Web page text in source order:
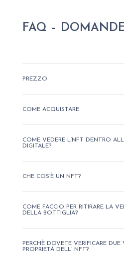
FAQ –
PREZZO
COME ACQUISTARE
COME VEDERE L’NFT DENTRO
DIGITALE?
CHE COS’È UN NFT?
COME FACCIO PER RITIRARE LA
DELLA BOTTIGLIA?
PERCHÈ DOVETE VERIFICARE
PROPRIETÀ DELL’ NFT?